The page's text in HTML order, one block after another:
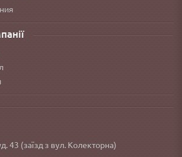
43 (заїзд з вул. Колекторна)